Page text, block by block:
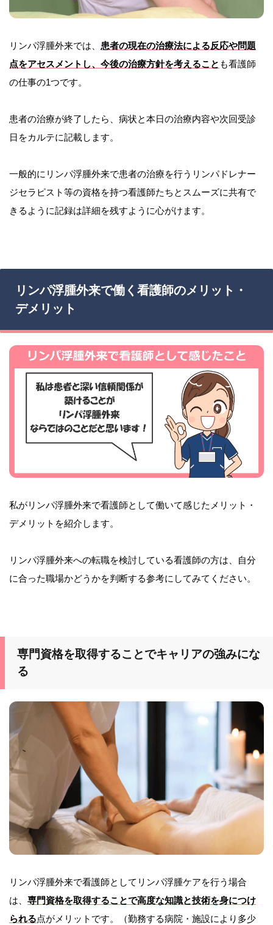
リンパ浮腫外来では、 患者の現在の治療法による反応や問題
点をアセスメントし、今後の治療方針を考えること も看護師
の仕事の1つです。
患者の治療が終了したら、病状と本日の治療内容や次回受診
日をカルテに記載します。
一般的にリンパ浮腫外来で患者の治療を行うリンパドレナー
ジセラピスト等の資格を持つ看護師たちとスムーズに共有で
きるように記録は詳細を残すように心がけます。
リンパ浮腫外来で働く看護師のメリット・
デメリット
私がリンパ浮腫外来で看護師として働いて感じたメリット・
デメリットを紹介します。
リンパ浮腫外来への転職を検討している看護師の方は、自分
に合った職場かどうかを判断する参考にしてみてください。
専門資格を取得することでキャリアの強みにな
る
リンパ浮腫外来で看護師としてリンパ浮腫ケアを行う場合
は、 専門資格を取得することで高度な知識と技術を身につけ
られる点がメリットです。（勤務する病院・施設により多少